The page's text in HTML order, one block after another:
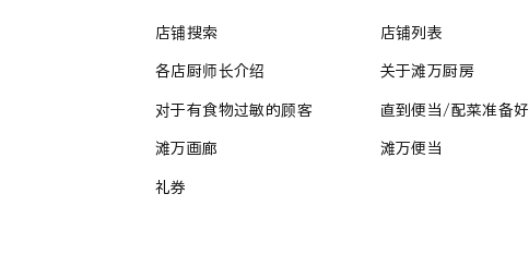
店铺搜索
各店厨师长介绍
对于有食物过敏的顾客
滩万画廊
礼券
店铺列表
关于滩万厨房
直到便当/配菜准备好
滩万便当